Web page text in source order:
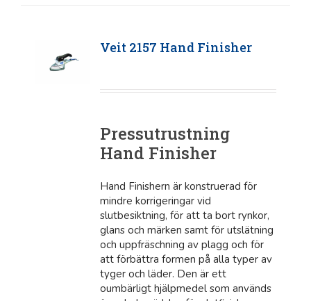
Veit 2157 Hand Finisher
Pressutrustning
Hand Finisher
Hand Finishern är konstruerad för
mindre korrigeringar vid
slutbesiktning, för att ta bort rynkor,
glans och märken samt för utslätning
och uppfräschning av plagg och för
att förbättra formen på alla typer av
tyger och läder. Den är ett
oumbärligt hjälpmedel som används